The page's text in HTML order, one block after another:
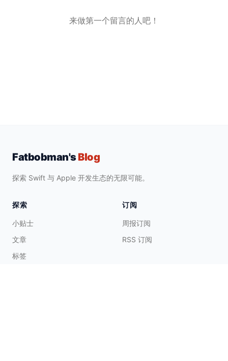
来做第一个留言的人吧！
Fatbobman'sBlog
探索 Swift 与 Apple 开发生态的无限可能。
探索
小贴士
文章
标签
订阅
周报订阅
RSS 订阅